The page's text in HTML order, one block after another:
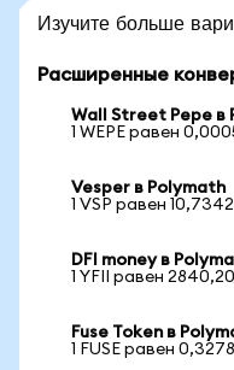
Изучите больше
Расширенные
Wall Street Pepe в
1 WEPE равен
Vesper в Polymath
1 VSP равен
DFI money в
1 YFII равен
Fuse Token в
1 FUSE равен